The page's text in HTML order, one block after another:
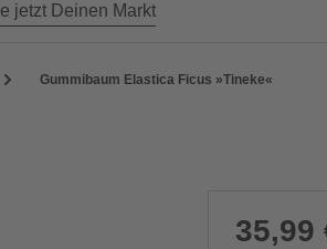
jetzt Deinen Markt
Gummibaum Elastica Ficus »Tineke«
35,99